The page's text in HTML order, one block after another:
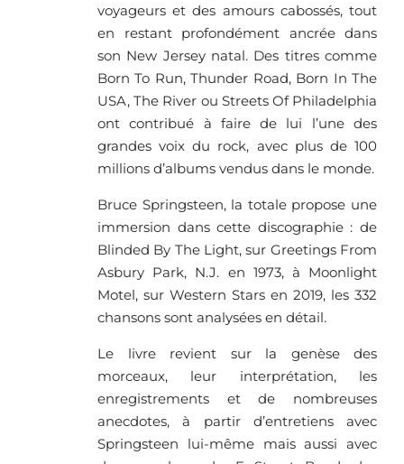
voyageurs et des amours cabossés, tout
en restant profondément ancrée dans
son New Jersey natal. Des titres comme
Born To Run, Thunder Road, Born In The
USA, The River ou Streets Of Philadelphia
ont contribué à faire de lui l’une des
grandes voix du rock, avec plus de 100
millions d’albums vendus dans le monde.
Bruce Springsteen, la totale propose une
immersion dans cette discographie : de
Blinded By The Light, sur Greetings From
Asbury Park, N.J. en 1973, à Moonlight
Motel, sur Western Stars en 2019, les 332
chansons sont analysées en détail.
Le livre revient sur la genèse des
morceaux, leur interprétation, les
enregistrements et de nombreuses
anecdotes, à partir d’entretiens avec
Springsteen lui-même mais aussi avec